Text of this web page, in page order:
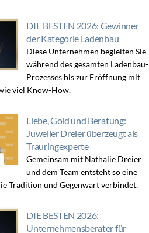
DIE BESTEN 2026: Gewinner
der Kategorie Ladenbau
Diese Unternehmen begleiten Sie
während des gesamten Ladenbau-
Prozesses bis zur Eröffnung mit
viel Know-How.
Liebe, Gold und Beratung:
Juwelier Dreier überzeugt als
Trauringexperte
Gemeinsam mit Nathalie Dreier
und dem Team entsteht so eine
Tradition und Gegenwart verbindet.
DIE BESTEN 2026:
Unternehmensberater für